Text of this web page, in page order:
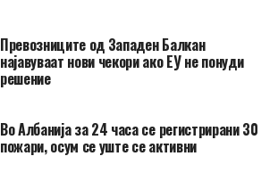
Превозниците од Западен Балкан
најавуваат нови чекори ако ЕУ не понуди
решение
Во Албанија за 24 часа се регистрирани 30
пожари, осум се уште се активни